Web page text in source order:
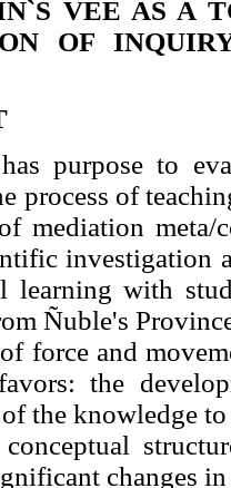
VEE AS A
OF
purpose to
process of
mediation
investigation
learning with
Ñuble's
force and
the
the knowledge
changes